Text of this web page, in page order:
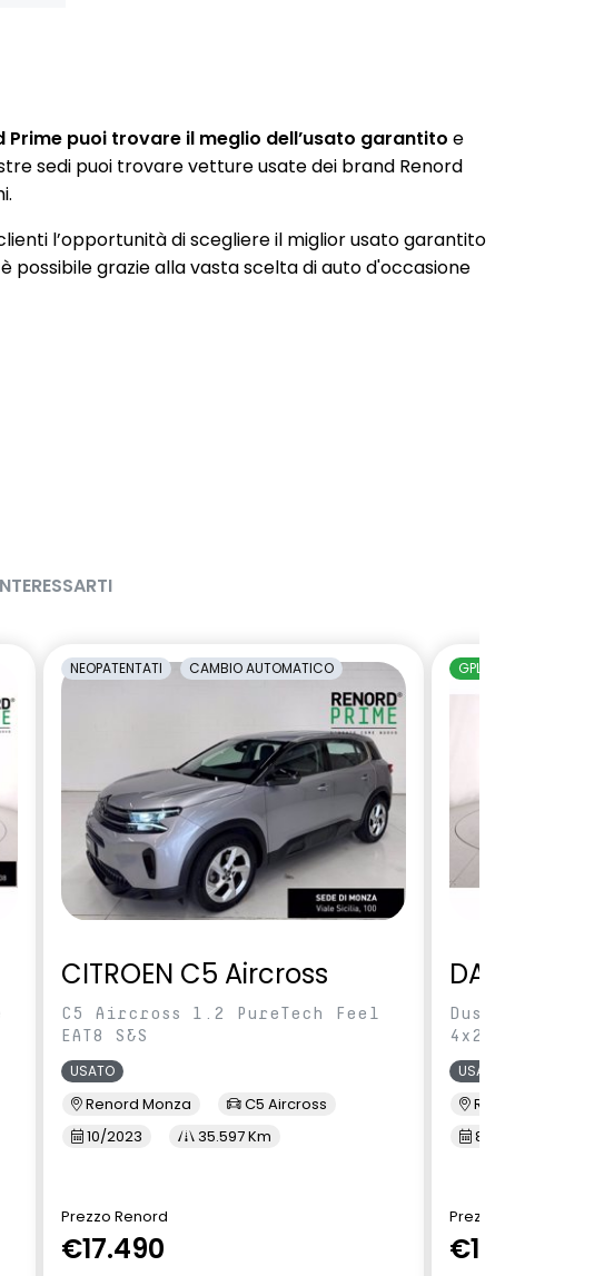
Prime puoi trovare il meglio dell’usato garantito e
sedi puoi trovare vetture usate dei brand Renord
l’opportunità di scegliere il miglior usato garantito
possibile grazie alla vasta scelta di auto d'occasione
NEOPATENTATI CAMBIO AUTOMATICO
CITROEN C5 Aircross
C5 Aircross 1.2 PureTech Feel
EAT8 S&S
USATO
Renord Monza
C5 Aircross
10/2023
35.597 Km
Prezzo Renord
€17.490
GPL
DACIA
Duster 1.0
4x2 100cv
USATO
Renord Sesto S.
8/2023
Prezzo Renord
€15.490